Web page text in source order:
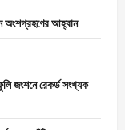
অংশগ্রহণের আহ্বান
জংশনে রেকর্ড সংখ্যক